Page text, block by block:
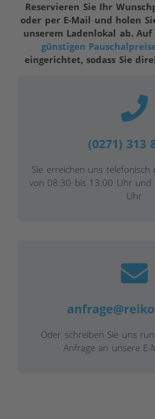
Reservieren Sie Ihr
oder per E-Mail und holen
unserem Ladenlokal ab.
günstigen
eingerichtet, sodass Sie
(0271) 313
Sie erreichen uns telefonisch
von 08:30 bis 13:00 Uhr und
Uhr
Oder schreiben Sie uns
Anfrage an unsere E-